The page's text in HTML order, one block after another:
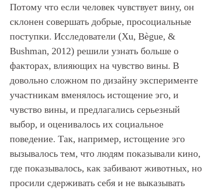
Потому что если человек чувствует вину, он
склонен совершать добрые, просоциальные
поступки. Исследователи (Xu, Bègue, &
Bushman, 2012) решили узнать больше о
факторах, влияющих на чувство вины. В
довольно сложном по дизайну эксперименте
участникам вменялось истощение эго, и
чувство вины, и предлагались серьезный
выбор, и оценивалось их социальное
поведение. Так, например, истощение эго
вызывалось тем, что людям показывали кино,
где показывалось, как забивают животных, но
просили сдерживать себя и не выказывать